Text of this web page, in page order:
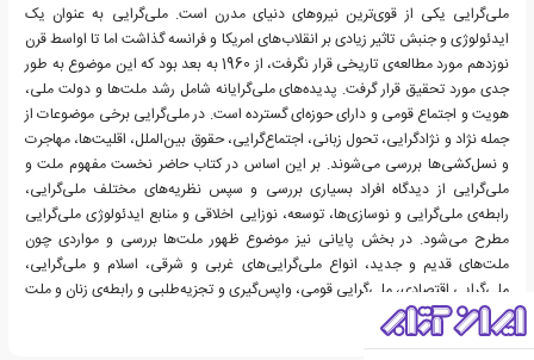
ملی‌گرایی یکی از قوی‌ترین نیروهای دنیای مدرن است. ملی‌گرایی به عنوان یک
ایدئولوژی و جنبش تاثیر زیادی بر انقلاب‌های امریکا و فرانسه گذاشت اما تا اواسط قرن
نوزدهم مورد مطالعه‌ی تاریخی قرار نگرفت، از 1960 به بعد بود که این موضوع به طور
جدی مورد تحقیق قرار گرفت. پدیده‌های ملی‌گرایانه شامل رشد ملت‌ها و دولت ملی،
هویت و اجتماع قومی و دارای حوزه‌ای گسترده است. در ملی‌گرایی برخی موضوعات از
جمله نژاد و نژادگرایی، تحول زبانی، اجتماع‌گرایی، حقوق بین‌الملل، اقلیت‌ها، مهاجرت
و نسل‌کشی‌ها بررسی می‌شوند. بر این اساس در کتاب حاضر نخست مفهوم ملت و
ملی‌گرایی از دیدگاه افراد بسیاری بررسی و سپس نظریه‌های مختلف ملی‌گرایی،
رابطه‌ی ملی‌گرایی و نوسازی‌ها، توسعه، نوزایی اخلاقی و منابع ایدئولوژی ملی‌گرایی
مطرح می‌شود. در بخش پایانی نیز موضوع ظهور ملت‌ها بررسی و مواردی چون
ملت‌های قدیم و جدید، انواع ملی‌گرایی‌های غربی و شرقی، اسلام و ملی‌گرایی،
ملی‌گرایی اقتصادی، ملی‌گرایی قومی، واپس‌گیری و تجزیه‌طلبی و رابطه‌ی زنان و ملت
ارزیابی می‌شود.